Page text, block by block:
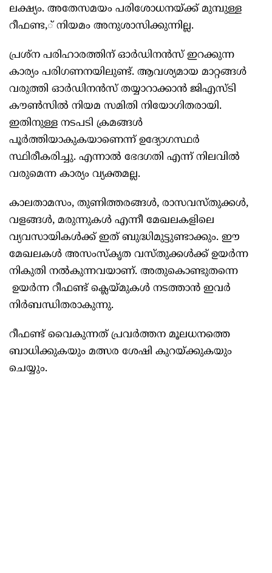
ലക്ഷ്യം. അതേസമയം പരിശോധനയ്ക്ക് മുമ്പുള്ള
റീഫണ്ട,് നിയമം അനുശാസിക്കുന്നില്ല.
പ്രശ്‌ന പരിഹാരത്തിന് ഓര്‍ഡിനന്‍സ് ഇറക്കുന്ന
കാര്യം പരിഗണനയിലുണ്ട്. ആവശ്യമായ മാറ്റങ്ങള്‍
വരുത്തി ഓര്‍ഡിനന്‍സ് തയ്യാറാക്കാന്‍ ജിഎസ്ടി
കൗണ്‍സില്‍ നിയമ സമിതി നിയോഗിതരായി.
ഇതിനുള്ള നടപടി ക്രമങ്ങള്‍
പൂര്‍ത്തിയാകുകയാണെന്ന് ഉദ്യോഗസ്ഥര്‍
സ്ഥിരീകരിച്ചു. എന്നാല്‍ ഭേദഗതി എന്ന് നിലവില്‍
വരുമെന്ന കാര്യം വ്യക്തമല്ല.
കാലതാമസം, തുണിത്തരങ്ങള്‍, രാസവസ്തുക്കള്‍,
വളങ്ങള്‍, മരുന്നുകള്‍ എന്നീ മേഖലകളിലെ
വ്യവസായികള്‍ക്ക് ഇത്‌ ബുദ്ധിമുട്ടുണ്ടാക്കും. ഈ
മേഖലകള്‍ അസംസ്‌കൃത വസ്തുക്കള്‍ക്ക് ഉയര്‍ന്ന
നികുതി നല്‍കുന്നവയാണ്. അതുകൊണ്ടുതന്നെ
ഉയര്‍ന്ന റീഫണ്ട് ക്ലെയ്മുകള്‍ നടത്താന്‍ ഇവര്‍
നിര്‍ബന്ധിതരാകുന്നു.
റീഫണ്ട് വൈകുന്നത് പ്രവര്‍ത്തന മൂലധനത്തെ
ബാധിക്കുകയും മത്സര ശേഷി കുറയ്ക്കുകയും
ചെയ്യും.